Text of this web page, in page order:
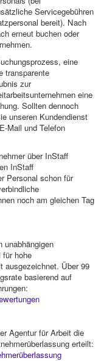
Servicegebühren
bereit). Nach
erneut buchen oder
eine
transparente
zur
eine
Sollten dennoch
unseren Kundendienst
Mail und Telefon
über InStaff
InStaff
Personal schon für
noch am gleichen Tag
unabhängigen
für hohe
ausgezeichnet. Über 99
basierend auf
Agentur für Arbeit die
erteilt: